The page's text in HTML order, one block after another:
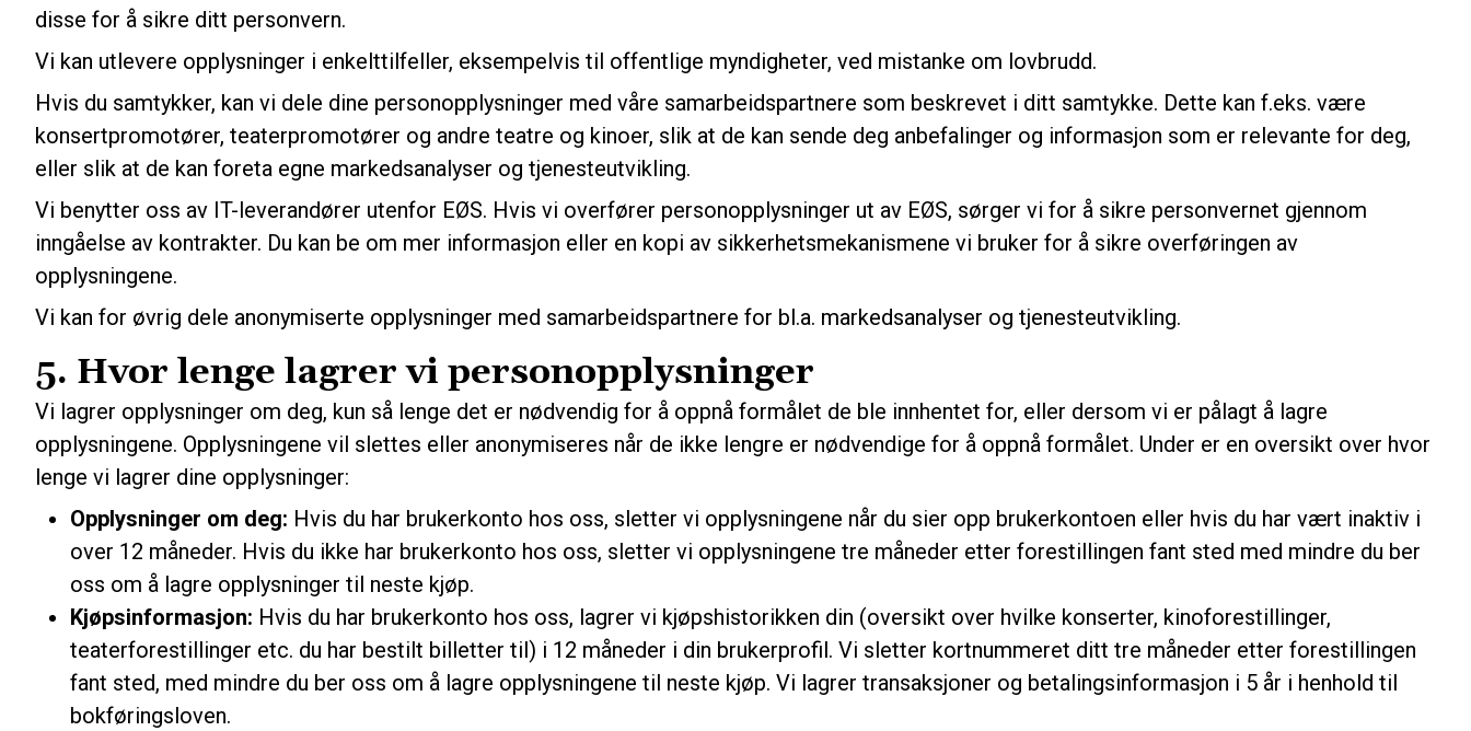
disse for å sikre ditt personvern.
Vi kan utlevere opplysninger i enkelttilfeller, eksempelvis til offentlige myndigheter, ved mistanke om lovbrudd.
Hvis du samtykker, kan vi dele dine personopplysninger med våre samarbeidspartnere som beskrevet i ditt samtykke. Dette kan f.eks. være
konsertpromotører, teaterpromotører og andre teatre og kinoer, slik at de kan sende deg anbefalinger og informasjon som er relevante for deg,
eller slik at de kan foreta egne markedsanalyser og tjenesteutvikling.
Vi benytter oss av IT-leverandører utenfor EØS. Hvis vi overfører personopplysninger ut av EØS, sørger vi for å sikre personvernet gjennom
inngåelse av kontrakter. Du kan be om mer informasjon eller en kopi av sikkerhetsmekanismene vi bruker for å sikre overføringen av
opplysningene.
Vi kan for øvrig dele anonymiserte opplysninger med samarbeidspartnere for bl.a. markedsanalyser og tjenesteutvikling.
5. Hvor lenge lagrer vi personopplysninger
Vi lagrer opplysninger om deg, kun så lenge det er nødvendig for å oppnå formålet de ble innhentet for, eller dersom vi er pålagt å lagre
opplysningene. Opplysningene vil slettes eller anonymiseres når de ikke lengre er nødvendige for å oppnå formålet. Under er en oversikt over hvor
lenge vi lagrer dine opplysninger:
Opplysninger om deg: Hvis du har brukerkonto hos oss, sletter vi opplysningene når du sier opp brukerkontoen eller hvis du har vært inaktiv i
over 12 måneder. Hvis du ikke har brukerkonto hos oss, sletter vi opplysningene tre måneder etter forestillingen fant sted med mindre du ber
oss om å lagre opplysninger til neste kjøp.
Kjøpsinformasjon: Hvis du har brukerkonto hos oss, lagrer vi kjøpshistorikken din (oversikt over hvilke konserter, kinoforestillinger,
teaterforestillinger etc. du har bestilt billetter til) i 12 måneder i din brukerprofil. Vi sletter kortnummeret ditt tre måneder etter forestillingen
fant sted, med mindre du ber oss om å lagre opplysningene til neste kjøp. Vi lagrer transaksjoner og betalingsinformasjon i 5 år i henhold til
bokføringsloven.